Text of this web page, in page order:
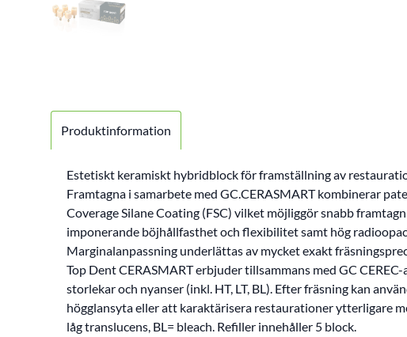
Produktinformation
Estetiskt keramiskt hybridblock för framställning av
Framtagna i samarbete med GC.CERASMART kombinerar
Coverage Silane Coating (FSC) vilket möjliggör snabb
imponerande böjhållfasthet och flexibilitet samt hög
Marginalanpassning underlättas av mycket exakt
Top Dent CERASMART erbjuder tillsammans med GC
storlekar och nyanser (inkl. HT, LT, BL). Efter fräsning kan
högglansyta eller att karaktärisera restaurationer ytterligare
låg translucens, BL= bleach. Refiller innehåller 5 block.